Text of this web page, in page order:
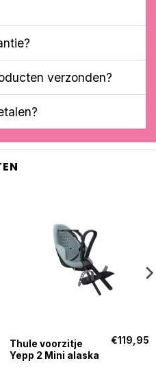
verzonden?
Thule voorzitje
Yepp 2 Mini alaska
€119,95